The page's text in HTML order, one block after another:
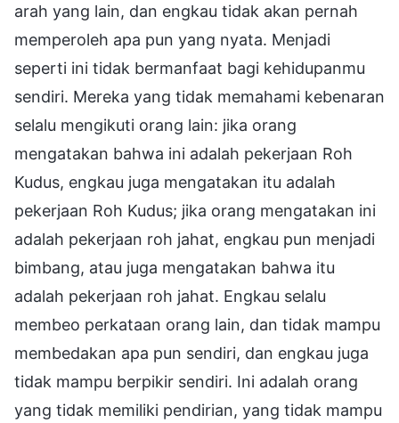
arah yang lain, dan engkau tidak akan pernah
memperoleh apa pun yang nyata. Menjadi
seperti ini tidak bermanfaat bagi kehidupanmu
sendiri. Mereka yang tidak memahami kebenaran
selalu mengikuti orang lain: jika orang
mengatakan bahwa ini adalah pekerjaan Roh
Kudus, engkau juga mengatakan itu adalah
pekerjaan Roh Kudus; jika orang mengatakan ini
adalah pekerjaan roh jahat, engkau pun menjadi
bimbang, atau juga mengatakan bahwa itu
adalah pekerjaan roh jahat. Engkau selalu
membeo perkataan orang lain, dan tidak mampu
membedakan apa pun sendiri, dan engkau juga
tidak mampu berpikir sendiri. Ini adalah orang
yang tidak memiliki pendirian, yang tidak mampu